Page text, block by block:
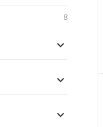
1product
8producten